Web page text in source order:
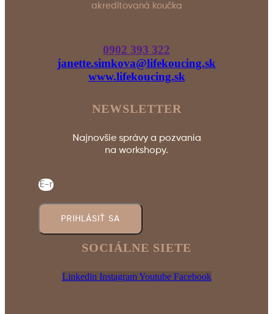
akreditovaná koučka
0902 393 322
janette.simkova@lifekoucing.sk
www.lifekoucing.sk
NEWSLETTER
Najnovšie správy a pozvania
na workshopy.
PRIHLÁSIŤ SA
SOCIÁLNE SIETE
Linkedin Instagram Youtube Facebook